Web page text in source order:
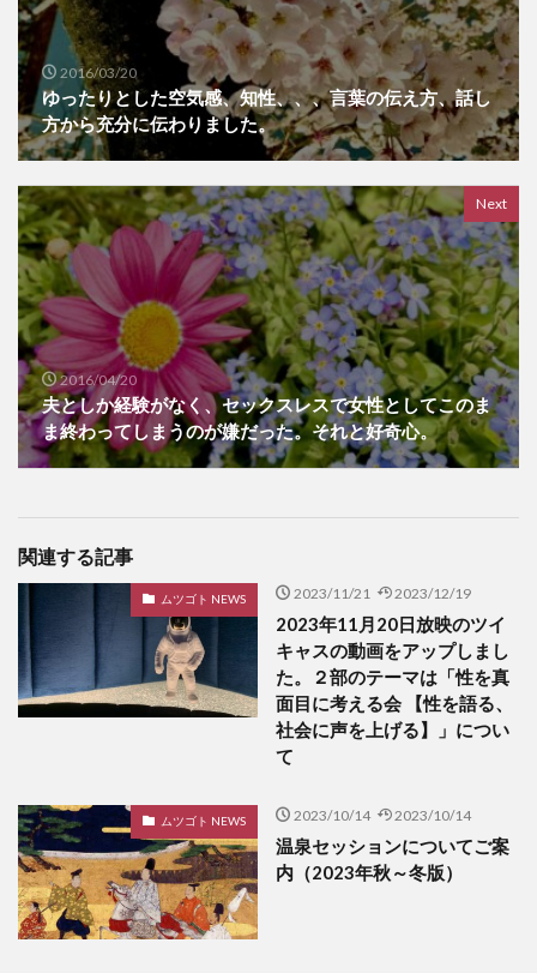
2016/03/20
ゆったりとした空気感、知性、、、言葉の伝え方、話し
方から充分に伝わりました。
Next
2016/04/20
夫としか経験がなく、セックスレスで女性としてこのま
ま終わってしまうのが嫌だった。それと好奇心。
関連する記事
ムツゴト NEWS 2023/11/21 2023/12/19
2023年11月20日放映のツイ
キャスの動画をアップしまし
た。２部のテーマは「性を真
面目に考える会 【性を語る、
社会に声を上げる】」につい
て
ムツゴト NEWS 2023/10/14 2023/10/14
温泉セッションについてご案
内（2023年秋～冬版）